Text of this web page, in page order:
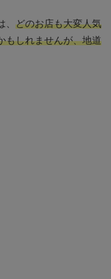
どのお店も大変人気
もしれませんが、地道